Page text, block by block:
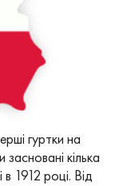
гуртки на
кілька
в 1912 році. Від